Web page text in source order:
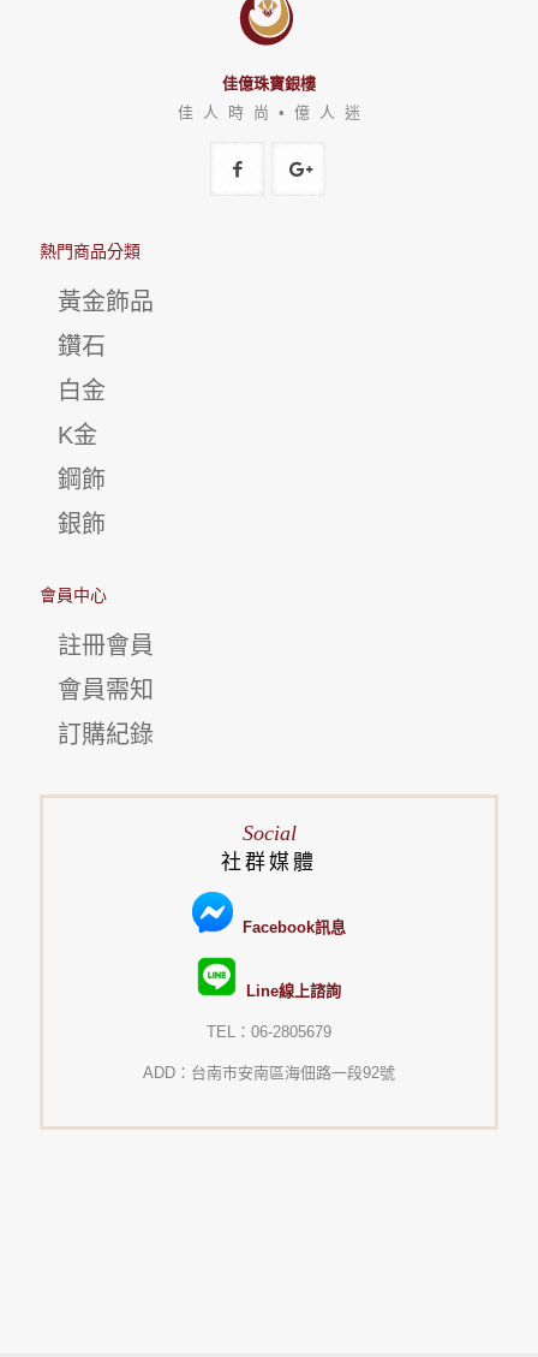
佳億珠寶銀樓
佳 人 時 尚 • 億 人 迷
熱門商品分類
黃金飾品
鑽石
白金
K金
鋼飾
銀飾
會員中心
註冊會員
會員需知
訂購紀錄
Social
社群媒體
Facebook訊息
Line線上諮詢
TEL：06-2805679
ADD：台南市安南區海佃路一段92號